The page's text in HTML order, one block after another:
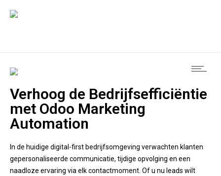
Verhoog de Bedrijfsefficiëntie
met Odoo Marketing
Automation
In de huidige digital-first bedrijfsomgeving verwachten klanten
gepersonaliseerde communicatie, tijdige opvolging en een
naadloze ervaring via elk contactmoment. Of u nu leads wilt